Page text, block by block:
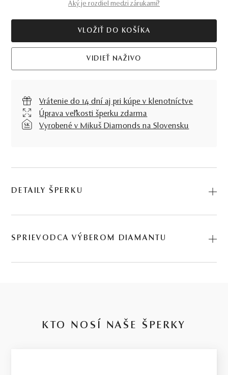
Aký je rozdiel medzi zárukami?
VLOŽIŤ DO KOŠÍKA
VIDIEŤ NAŽIVO
Vrátenie do 14 dní aj pri kúpe v klenotníctve
Úprava veľkosti šperku zdarma
Vyrobené v Mikuš Diamonds na Slovensku
DETAILY ŠPERKU
prírodné materiály: biele zlato, rubín. Kód:
SPRIEVODCA VÝBEROM DIAMANTU
ročné skúsenosti, členstvo na diamantovej burze a dlhoročná
expertíza v hodnotení diamantov.
KTO NOSÍ NAŠE ŠPERKY